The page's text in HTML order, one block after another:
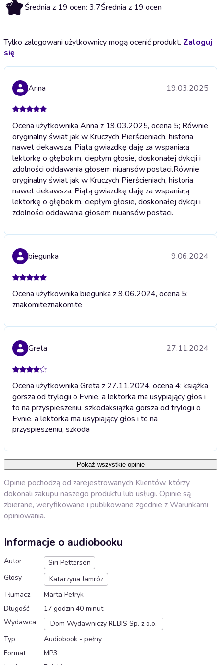
3.7 Średnia z 19 ocen: 3.7Średnia z 19 ocen
Tylko zalogowani użytkownicy mogą ocenić produkt. Zaloguj
się
Anna 19.03.2025
Ocena użytkownika Anna z 19.03.2025, ocena 5; Równie
oryginalny świat jak w Kruczych Pierścieniach, historia
nawet ciekawsza. Piątą gwiazdkę daję za wspaniałą
lektorkę o głębokim, ciepłym głosie, doskonałej dykcji i
zdolności oddawania głosem niuansów postaci.Równie
oryginalny świat jak w Kruczych Pierścieniach, historia
nawet ciekawsza. Piątą gwiazdkę daję za wspaniałą
lektorkę o głębokim, ciepłym głosie, doskonałej dykcji i
zdolności oddawania głosem niuansów postaci.
biegunka 9.06.2024
Ocena użytkownika biegunka z 9.06.2024, ocena 5;
znakomiteznakomite
Greta 27.11.2024
Ocena użytkownika Greta z 27.11.2024, ocena 4; książka
gorsza od trylogii o Evnie, a lektorka ma usypiający głos i
to na przyspieszeniu, szkodaksiążka gorsza od trylogii o
Evnie, a lektorka ma usypiający głos i to na
przyspieszeniu, szkoda
Pokaż wszystkie opinie
Opinie pochodzą od zarejestrowanych Klientów, którzy
dokonali zakupu naszego produktu lub usługi. Opinie są
zbierane, weryfikowane i publikowane zgodnie zWarunkami
opiniowania.
Informacje o audiobooku
Autor
Siri Pettersen
Głosy
Katarzyna Jamróz
Tłumacz
Marta Petryk
Długość
17 godzin 40 minut
Wydawca
Dom Wydawniczy REBIS Sp. z o.o.
Typ
Audiobook - pełny
Format
MP3